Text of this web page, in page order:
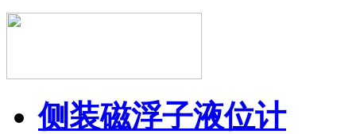
侧装磁浮子液位计